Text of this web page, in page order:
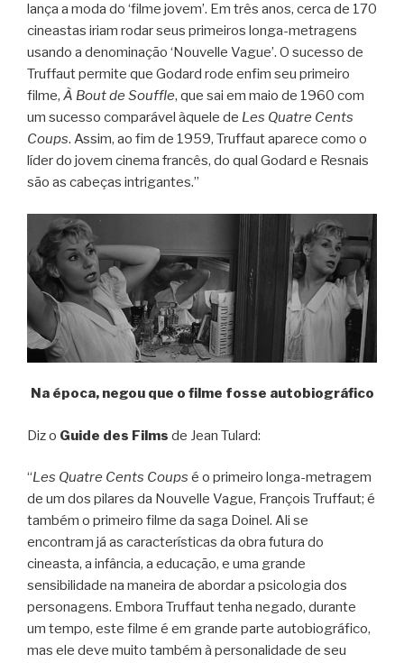
lança a moda do ‘filme jovem’. Em três anos, cerca de 170
cineastas iriam rodar seus primeiros longa-metragens
usando a denominação ‘Nouvelle Vague’. O sucesso de
Truffaut permite que Godard rode enfim seu primeiro
filme, À Bout de Souffle, que sai em maio de 1960 com
um sucesso comparável àquele de Les Quatre Cents
Coups. Assim, ao fim de 1959, Truffaut aparece como o
líder do jovem cinema francês, do qual Godard e Resnais
são as cabeças intrigantes.”
Na época, negou que o filme fosse autobiográfico
Diz o Guide des Films de Jean Tulard:
“Les Quatre Cents Coups é o primeiro longa-metragem
de um dos pilares da Nouvelle Vague, François Truffaut; é
também o primeiro filme da saga Doinel. Ali se
encontram já as características da obra futura do
cineasta, a infância, a educação, e uma grande
sensibilidade na maneira de abordar a psicologia dos
personagens. Embora Truffaut tenha negado, durante
um tempo, este filme é em grande parte autobiográfico,
mas ele deve muito também à personalidade de seu